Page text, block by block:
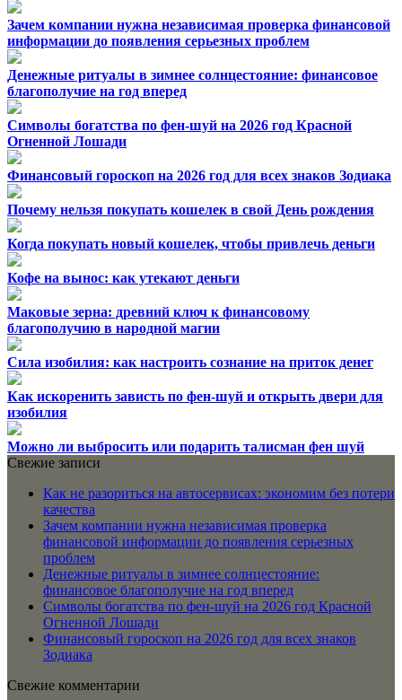
Зачем компании нужна независимая проверка финансовой
информации до появления серьезных проблем
Денежные ритуалы в зимнее солнцестояние: финансовое
благополучие на год вперед
Символы богатства по фен-шуй на 2026 год Красной
Огненной Лошади
Финансовый гороскоп на 2026 год для всех знаков Зодиака
Почему нельзя покупать кошелек в свой День рождения
Когда покупать новый кошелек, чтобы привлечь деньги
Кофе на вынос: как утекают деньги
Маковые зерна: древний ключ к финансовому
благополучию в народной магии
Сила изобилия: как настроить сознание на приток денег
Как искоренить зависть по фен-шуй и открыть двери для
изобилия
Можно ли выбросить или подарить талисман фен шуй
Свежие записи
Как не разориться на автосервисах: экономим без потери
качества
Зачем компании нужна независимая проверка
финансовой информации до появления серьезных
проблем
Денежные ритуалы в зимнее солнцестояние:
финансовое благополучие на год вперед
Символы богатства по фен-шуй на 2026 год Красной
Огненной Лошади
Финансовый гороскоп на 2026 год для всех знаков
Зодиака
Свежие комментарии